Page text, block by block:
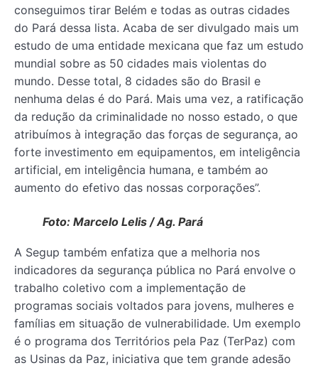
conseguimos tirar Belém e todas as outras cidades
do Pará dessa lista. Acaba de ser divulgado mais um
estudo de uma entidade mexicana que faz um estudo
mundial sobre as 50 cidades mais violentas do
mundo. Desse total, 8 cidades são do Brasil e
nenhuma delas é do Pará. Mais uma vez, a ratificação
da redução da criminalidade no nosso estado, o que
atribuímos à integração das forças de segurança, ao
forte investimento em equipamentos, em inteligência
artificial, em inteligência humana, e também ao
aumento do efetivo das nossas corporações”.
Foto: Marcelo Lelis / Ag. Pará
A Segup também enfatiza que a melhoria nos
indicadores da segurança pública no Pará envolve o
trabalho coletivo com a implementação de
programas sociais voltados para jovens, mulheres e
famílias em situação de vulnerabilidade. Um exemplo
é o programa dos Territórios pela Paz (TerPaz) com
as Usinas da Paz, iniciativa que tem grande adesão